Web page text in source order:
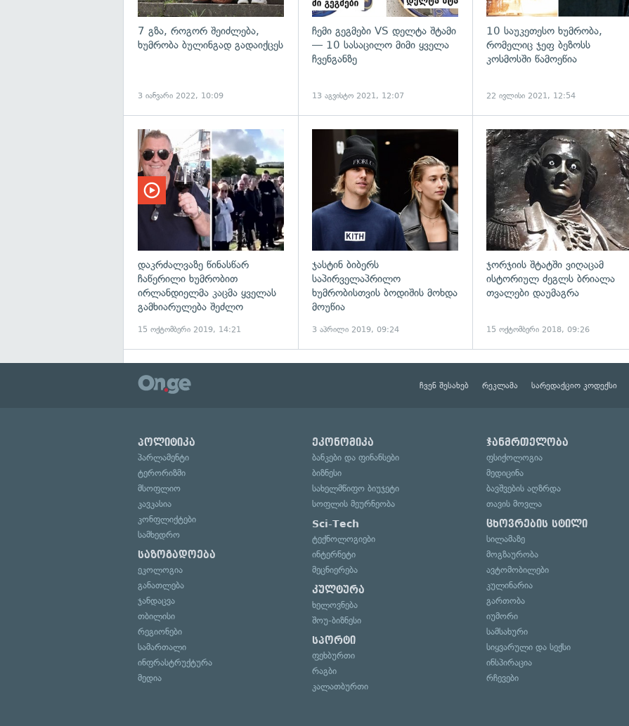
7 გზა, როგორ შეიძლება,
ხუმრობა ბულინგად გადაიქცეს
3 იანვარი 2022, 10:09
ჩემი გეგმები VS დელტა შტამი
— 10 სასაცილო მიმი ყველა
ჩვენგანზე
13 აგვისტო 2021, 12:07
10 საუკეთესო ხუმრობა,
რომელიც ჯეფ ბეზოსს
კოსმოსში წამოეწია
22 ივლისი 2021, 12:54
დაკრძალვაზე წინასწარ
ჩაწერილი ხუმრობით
ირლანდიელმა კაცმა ყველას
გამხიარულება შეძლო
15 ოქტომბერი 2019, 14:21
გადახედვა
ჯასტინ ბიბერს
საპირველაპრილო
ხუმრობისთვის ბოდიშის მოხდა
მოუწია
3 აპრილი 2019, 09:24
ჯორჯიის შტატში ვიღაცამ
ისტორიულ ძეგლს ბრიალა
თვალები დაუმაგრა
15 ოქტომბერი 2018, 09:26
ჩვენ შესახებ რეკლამა სარედაქციო კოდექსი
პოლიტიკა
პარლამენტი
ტერორიზმი
მსოფლიო
კავკასია
კონფლიქტები
სამხედრო
საზოგადოება
ეკოლოგია
განათლება
ჯანდაცვა
თბილისი
რეგიონები
სამართალი
ინფრასტრუქტურა
მედია
ეკონომიკა
ბანკები და ფინანსები
ბიზნესი
სახელმწიფო ბიუჯეტი
სოფლის მეურნეობა
Sci-Tech
ტექნოლოგიები
ინტერნეტი
მეცნიერება
კულტურა
ხელოვნება
შოუ-ბიზნესი
სპორტი
ფეხბურთი
რაგბი
კალათბურთი
ჯანმრთელობა
ფსიქოლოგია
მედიცინა
ბავშვების აღზრდა
თავის მოვლა
ცხოვრების სტილი
სილამაზე
მოგზაურობა
ავტომობილები
კულინარია
გართობა
იუმორი
სამსახური
სიყვარული და სექსი
ინსპირაცია
რჩევები